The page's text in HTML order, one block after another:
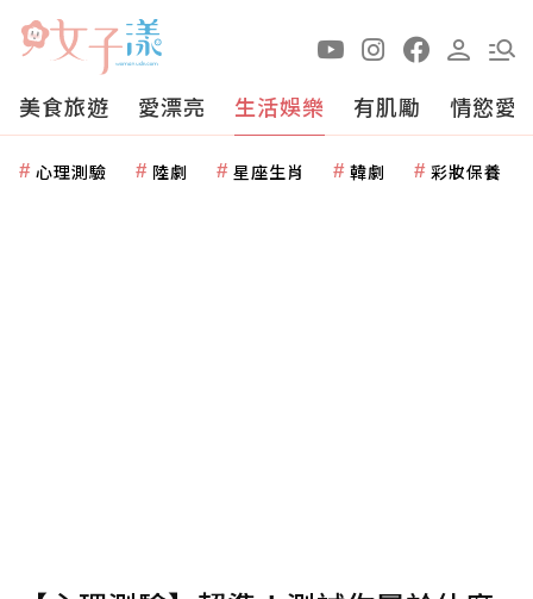
美食旅遊 愛漂亮 生活娛樂 有肌勵 情慾愛
心理測驗 陸劇 星座生肖 韓劇 彩妝保養